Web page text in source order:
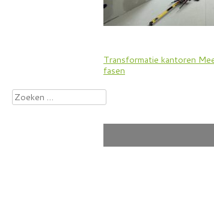
Bericht
navigatie
Transformatie kantoren
fasen
Zoeken
naar: